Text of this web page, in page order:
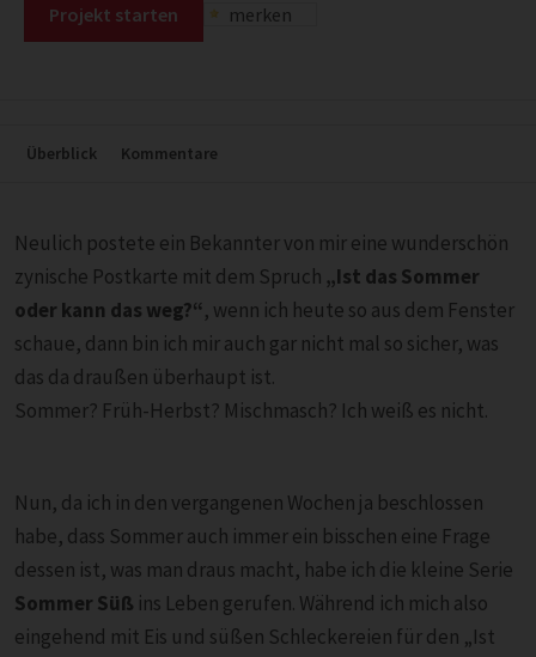
Projekt starten merken
Überblick Kommentare
Neulich postete ein Bekannter von mir eine wunderschön
zynische Postkarte mit dem Spruch „Ist das Sommer
oder kann das weg?“, wenn ich heute so aus dem Fenster
schaue, dann bin ich mir auch gar nicht mal so sicher, was
das da draußen überhaupt ist.
Sommer? Früh-Herbst? Mischmasch? Ich weiß es nicht.
Nun, da ich in den vergangenen Wochen ja beschlossen
habe, dass Sommer auch immer ein bisschen eine Frage
dessen ist, was man draus macht, habe ich die kleine Serie
Sommer Süß ins Leben gerufen. Während ich mich also
eingehend mit Eis und süßen Schleckereien für den „Ist